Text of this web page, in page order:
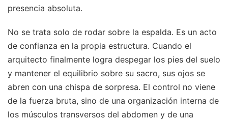
presencia absoluta.
No se trata solo de rodar sobre la espalda. Es un acto
de confianza en la propia estructura. Cuando el
arquitecto finalmente logra despegar los pies del suelo
y mantener el equilibrio sobre su sacro, sus ojos se
abren con una chispa de sorpresa. El control no viene
de la fuerza bruta, sino de una organización interna de
los músculos transversos del abdomen y de una